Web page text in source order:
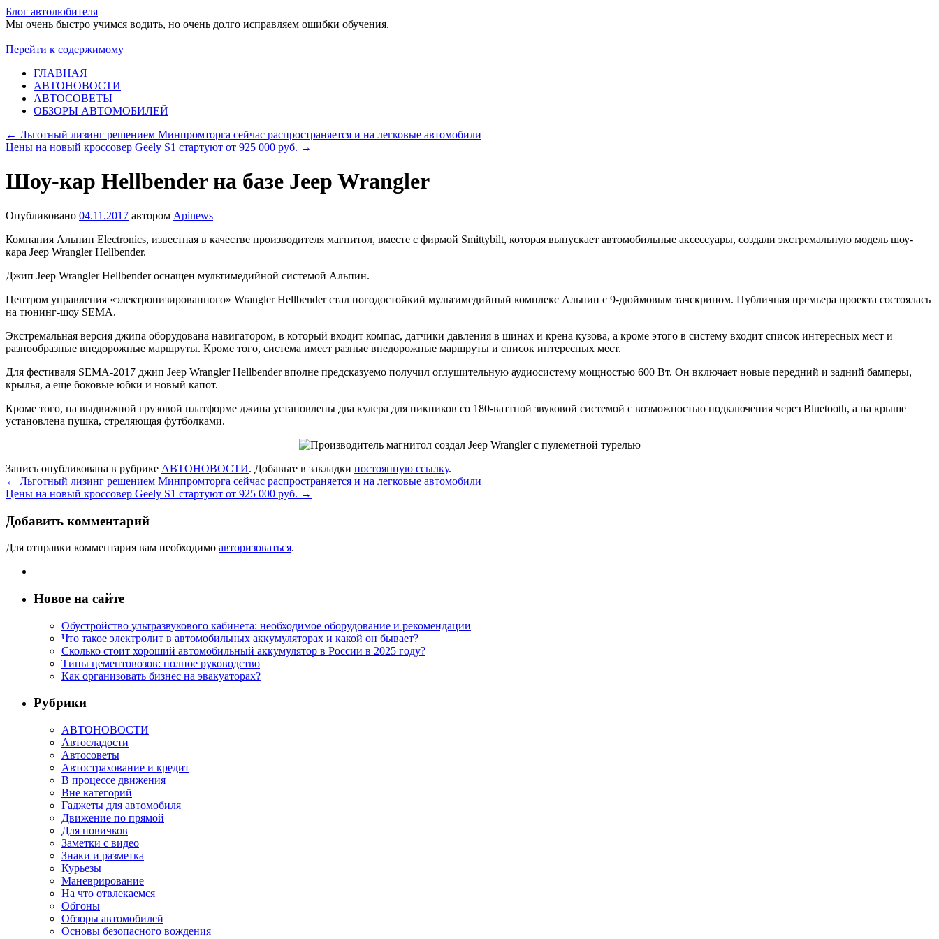
Блог автолюбителя
Мы очень быстро учимся водить, но очень долго исправляем ошибки обучения.
Перейти к содержимому
ГЛАВНАЯ
АВТОНОВОСТИ
АВТОСОВЕТЫ
ОБЗОРЫ АВТОМОБИЛЕЙ
← Льготный лизинг решением Минпромторга сейчас распространяется и на легковые автомобили
Цены на новый кроссовер Geely S1 стартуют от 925 000 руб. →
Шоу-кар Hellbender на базе Jeep Wrangler
Опубликовано 04.11.2017 автором Apinews
Компания Альпин Electronics, известная в качестве производителя магнитол, вместе с фирмой Smittybilt, которая выпускает автомобильные аксессуары, создали экстремальную модель шоу-
кара Jeep Wrangler Hellbender.
Джип Jeep Wrangler Hellbender оснащен мультимедийной системой Альпин.
Центром управления «электронизированного» Wrangler Hellbender стал погодостойкий мультимедийный комплекс Альпин c 9-дюймовым тачскрином. Публичная премьера проекта состоялась
на тюнинг-шоу SEMA.
Экстремальная версия джипа оборудована навигатором, в который входит компас, датчики давления в шинах и крена кузова, а кроме этого в систему входит список интересных мест и
разнообразные внедорожные маршруты. Кроме того, система имеет разные внедорожные маршруты и список интересных мест.
Для фестиваля SEMA-2017 джип Jeep Wrangler Hellbender вполне предсказуемо получил оглушительную аудиосистему мощностью 600 Вт. Он включает новые передний и задний бамперы,
крылья, а еще боковые юбки и новый капот.
Кроме того, на выдвижной грузовой платформе джипа установлены два кулера для пикников со 180-ваттной звуковой системой с возможностью подключения через Bluetooth, а на крыше
установлена пушка, стреляющая футболками.
Запись опубликована в рубрике АВТОНОВОСТИ. Добавьте в закладки постоянную ссылку.
← Льготный лизинг решением Минпромторга сейчас распространяется и на легковые автомобили
Цены на новый кроссовер Geely S1 стартуют от 925 000 руб. →
Добавить комментарий
Для отправки комментария вам необходимо авторизоваться.
Новое на сайте
Обустройство ультразвукового кабинета: необходимое оборудование и рекомендации
Что такое электролит в автомобильных аккумуляторах и какой он бывает?
Сколько стоит хороший автомобильный аккумулятор в России в 2025 году?
Типы цементовозов: полное руководство
Как организовать бизнес на эвакуаторах?
Рубрики
АВТОНОВОСТИ
Автосладости
Автосоветы
Автострахование и кредит
В процессе движения
Вне категорий
Гаджеты для автомобиля
Движение по прямой
Для новичков
Заметки с видео
Знаки и разметка
Курьезы
Маневрирование
На что отвлекаемся
Обгоны
Обзоры автомобилей
Основы безопасного вождения